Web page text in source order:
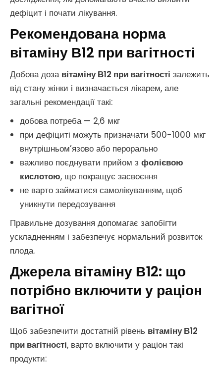
дефіцит і почати лікування.
Рекомендована норма
вітаміну В12 при вагітності
Добова доза вітаміну В12 при вагітності залежить
від стану жінки і визначається лікарем, але
загальні рекомендації такі:
добова потреба — 2,6 мкг
при дефіциті можуть призначати 500-1000 мкг
внутрішньом’язово або перорально
важливо поєднувати прийом з фолієвою
кислотою, що покращує засвоєння
не варто займатися самолікуванням, щоб
уникнути передозування
Правильне дозування допомагає запобігти
ускладненням і забезпечує нормальний розвиток
плода.
Джерела вітаміну В12: що
потрібно включити у раціон
вагітної
Щоб забезпечити достатній рівень вітаміну В12
при вагітності, варто включити у раціон такі
продукти: